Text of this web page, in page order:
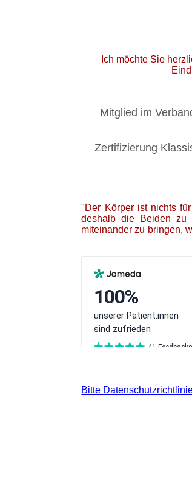
Ich möchte Sie
Mitglied im
Zertifizierung
"Der Körper ist nichts
deshalb die Beiden
miteinander zu
Bitte